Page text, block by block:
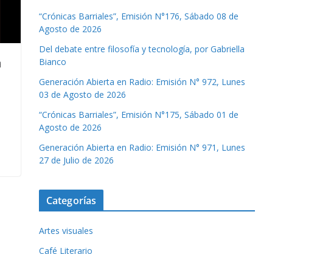
“Crónicas Barriales”, Emisión N°176, Sábado 08 de
Agosto de 2026
Del debate entre filosofía y tecnología, por Gabriella
Bianco
Generación Abierta en Radio: Emisión N° 972, Lunes
03 de Agosto de 2026
“Crónicas Barriales”, Emisión N°175, Sábado 01 de
Agosto de 2026
Generación Abierta en Radio: Emisión N° 971, Lunes
27 de Julio de 2026
Categorías
Artes visuales
Café Literario